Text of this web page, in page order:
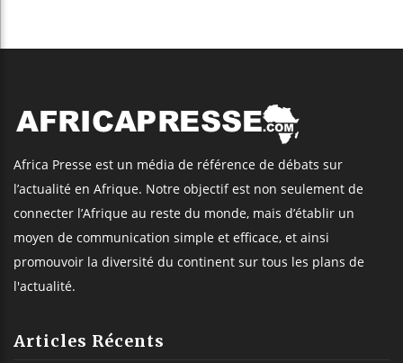
Africa Presse est un média de référence de débats sur
l’actualité en Afrique. Notre objectif est non seulement de
connecter l’Afrique au reste du monde, mais d’établir un
moyen de communication simple et efficace, et ainsi
promouvoir la diversité du continent sur tous les plans de
l'actualité.
Articles Récents